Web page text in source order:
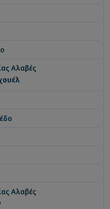
Αλαβές
Αλαβές